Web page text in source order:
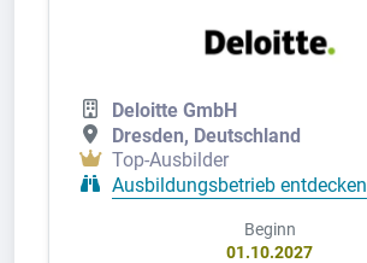
Deloitte GmbH
Dresden, Deutschland
Top-Ausbilder
Ausbildungsbetrieb entdecken
Beginn
01.10.2027